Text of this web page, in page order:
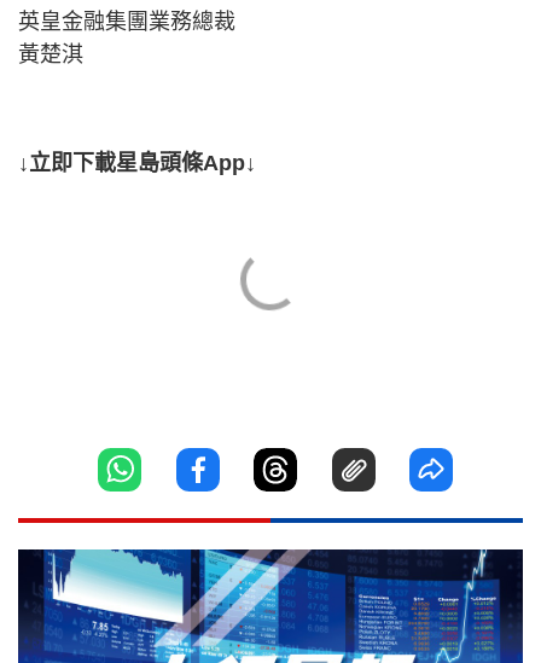
英皇金融集團業務總裁
黃楚淇
↓立即下載星島頭條App↓